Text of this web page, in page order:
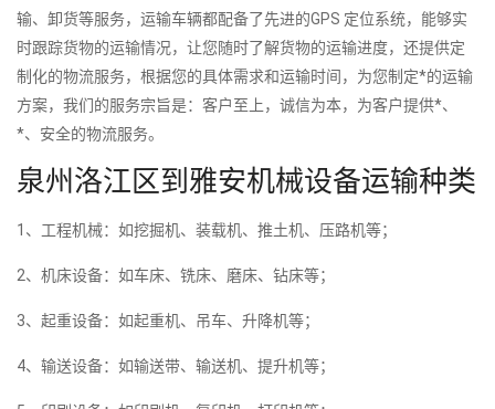
输、卸货等服务，运输车辆都配备了先进的GPS 定位系统，能够实
时跟踪货物的运输情况，让您随时了解货物的运输进度，还提供定
制化的物流服务，根据您的具体需求和运输时间，为您制定*的运输
方案，我们的服务宗旨是：客户至上，诚信为本，为客户提供*、
*、安全的物流服务。
泉州洛江区到雅安机械设备运输种类
1、工程机械：如挖掘机、装载机、推土机、压路机等；
2、机床设备：如车床、铣床、磨床、钻床等；
3、起重设备：如起重机、吊车、升降机等；
4、输送设备：如输送带、输送机、提升机等；